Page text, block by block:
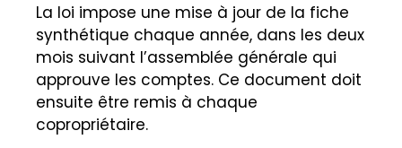
La loi impose une mise à jour de la fiche
synthétique chaque année, dans les deux
mois suivant l’assemblée générale qui
approuve les comptes. Ce document doit
ensuite être remis à chaque
copropriétaire.